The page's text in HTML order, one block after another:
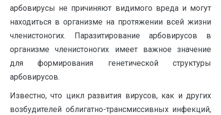
арбовирусы не причиняют видимого вреда и могут
находиться в организме на протяжении всей жизни
членистоногих. Паразитирование арбовирусов в
организме членистоногих имеет важное значение
для формирования генетической структуры
арбовирусов.
Известно, что цикл развития вирусов, как и других
возбудителей облигатно-трансмиссивных инфекций,